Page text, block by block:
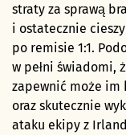
straty za sprawą
i ostatecznie
po remisie 1:1.
w pełni świadomi,
zapewnić może im
oraz skutecznie
ataku ekipy z